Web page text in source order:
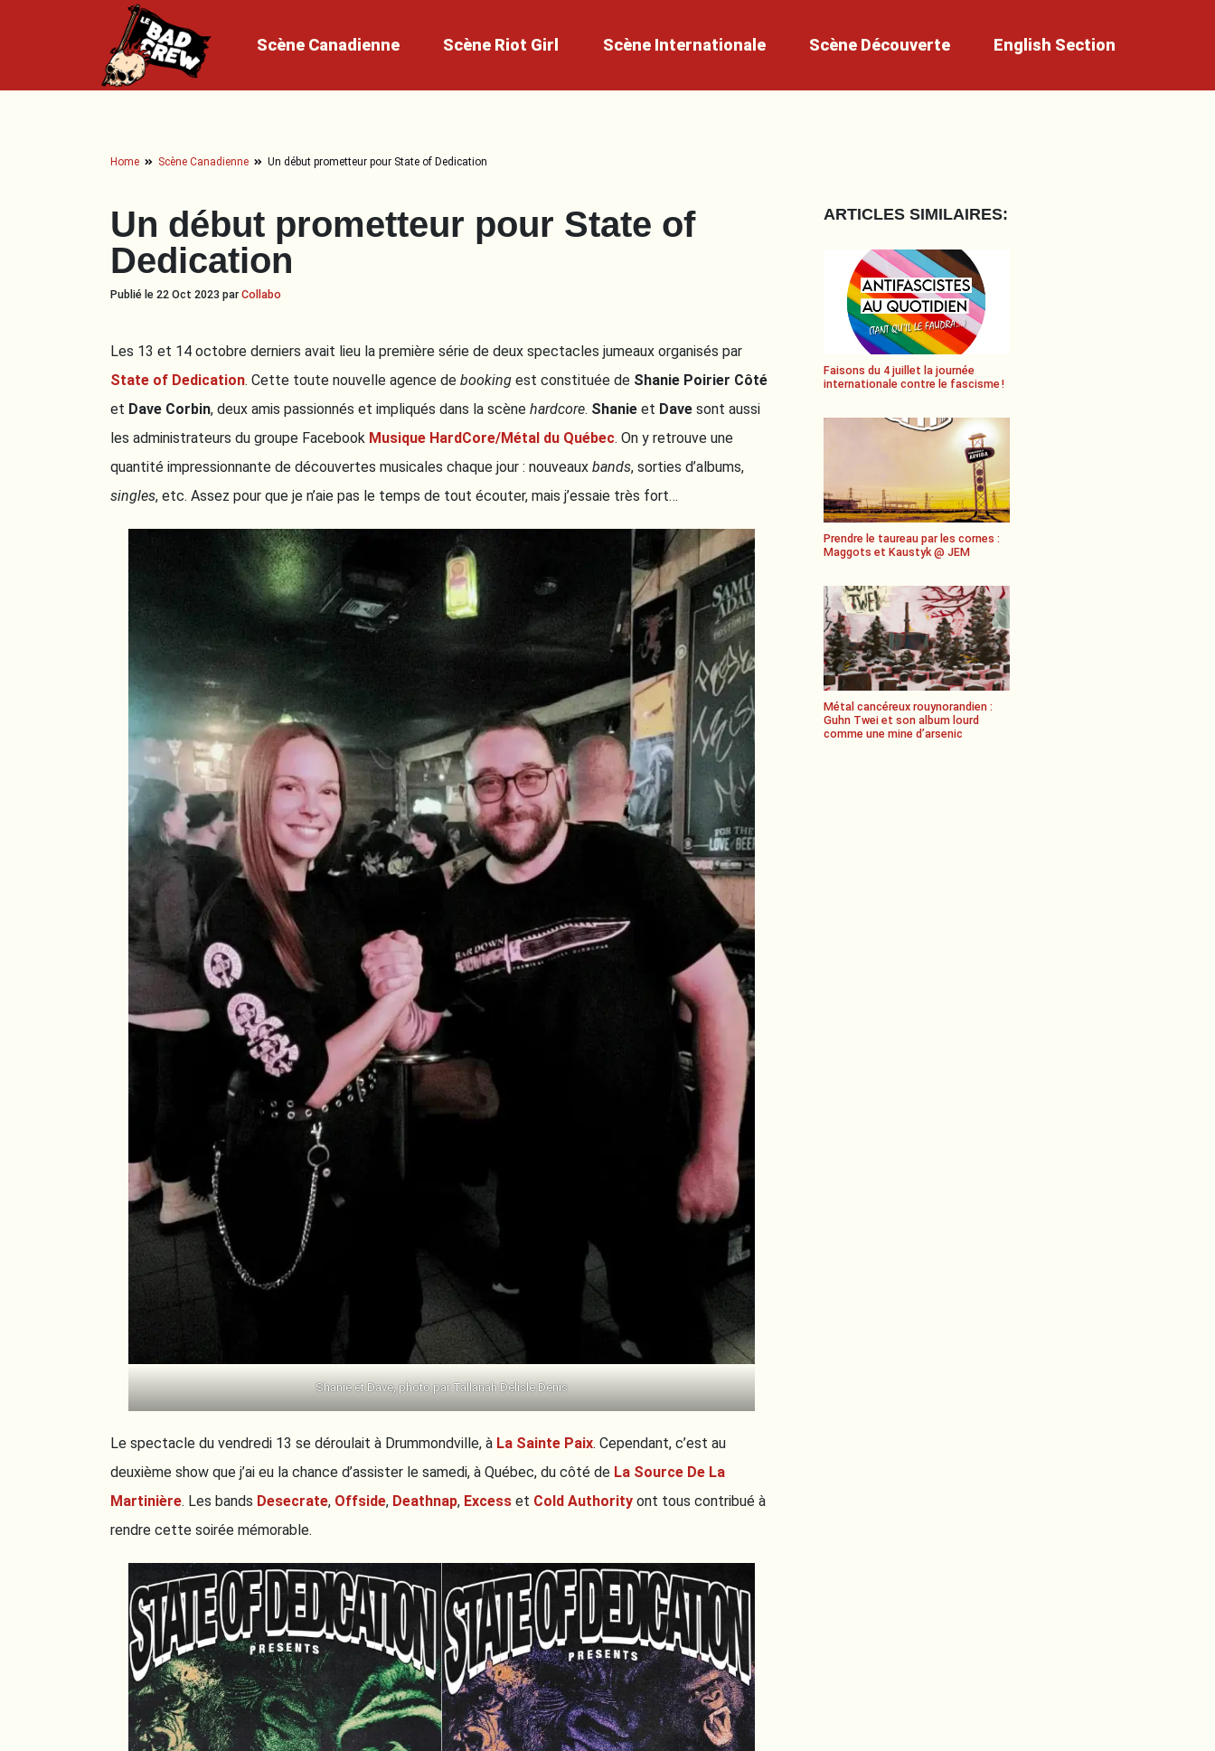
Scène Canadienne Scène Riot Girl Scène Internationale Scène Découverte English Section
Home Scène Canadienne Un début prometteur pour State of Dedication
Un début prometteur pour State of
Dedication
Publié le 22 Oct 2023 parCollabo
Les 13 et 14 octobre derniers avait lieu la première série de deux spectacles jumeaux organisés par
State of Dedication. Cette toute nouvelle agence de booking est constituée de Shanie Poirier Côté
et Dave Corbin, deux amis passionnés et impliqués dans la scène hardcore. Shanie et Dave sont aussi
les administrateurs du groupe Facebook Musique HardCore/Métal du Québec. On y retrouve une
quantité impressionnante de découvertes musicales chaque jour : nouveaux bands, sorties d’albums,
singles, etc. Assez pour que je n’aie pas le temps de tout écouter, mais j’essaie très fort…
Shanie et Dave, photo par Tallanah Delisle Denis
Le spectacle du vendredi 13 se déroulait à Drummondville, à La Sainte Paix. Cependant, c’est au
deuxième show que j’ai eu la chance d’assister le samedi, à Québec, du côté de La Source De La
Martinière. Les bands Desecrate, Offside, Deathnap, Excess et Cold Authority ont tous contribué à
rendre cette soirée mémorable.
ARTICLES SIMILAIRES:
Faisons du 4 juillet la journée
internationale contre le fascisme !
Prendre le taureau par les cornes :
Maggots et Kaustyk @ JEM
Métal cancéreux rouynorandien :
Guhn Twei et son album lourd
comme une mine d’arsenic